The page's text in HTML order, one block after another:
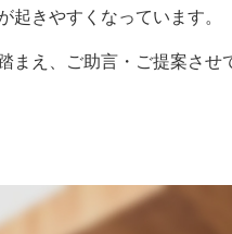
きやすくなっています。
え、ご助言・ご提案させ